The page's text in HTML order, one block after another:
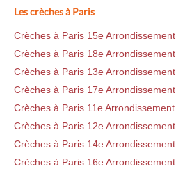
Les crèches à Paris
Crèches à Paris 15e Arrondissement
Crèches à Paris 18e Arrondissement
Crèches à Paris 13e Arrondissement
Crèches à Paris 17e Arrondissement
Crèches à Paris 11e Arrondissement
Crèches à Paris 12e Arrondissement
Crèches à Paris 14e Arrondissement
Crèches à Paris 16e Arrondissement